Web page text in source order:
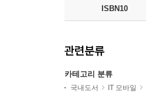
ISBN10
관련분류
카테고리 분류
국내도서 IT 모바일